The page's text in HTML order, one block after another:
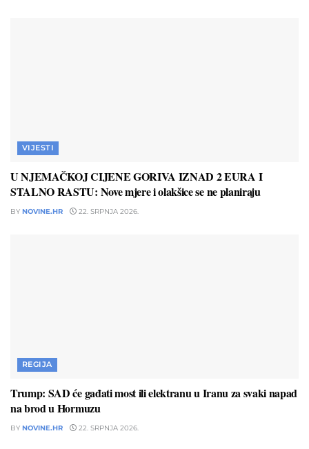
VIJESTI
U NJEMAČKOJ CIJENE GORIVA IZNAD 2 EURA I
STALNO RASTU: Nove mjere i olakšice se ne planiraju
BY NOVINE.HR 22. SRPNJA 2026.
REGIJA
Trump: SAD će gađati most ili elektranu u Iranu za svaki napad
na brod u Hormuzu
BY NOVINE.HR 22. SRPNJA 2026.